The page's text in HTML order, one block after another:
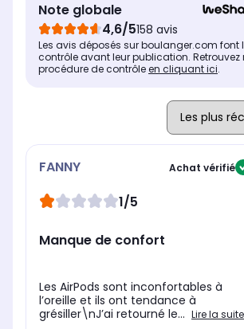
Note globale
4,6/5158 avis
Les avis déposés sur boulanger.com font
contrôle avant leur publication. Retrouvez
procédure de contrôleen cliquant ici.
FANNY Achat vérifié
1/5
Manque de confort
Les AirPods sont inconfortables à
l’oreille et ils ont tendance à
grésiller\nJ’ai retourné le... Lire la suite